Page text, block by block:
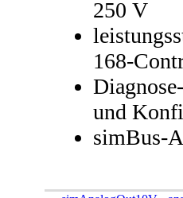
250 V
168-
und
simBus-